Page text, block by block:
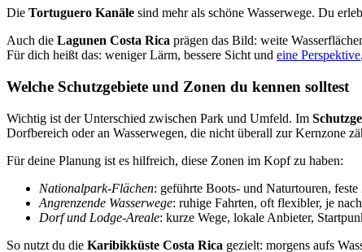
Die Tortuguero Kanäle sind mehr als schöne Wasserwege. Du
Auch die Lagunen Costa Rica prägen das Bild: weite
Für dich heißt das: weniger Lärm, bessere Sicht und eine Perspektive
Welche Schutzgebiete und Zonen du kennen solltest
Wichtig ist der Unterschied zwischen Park und Umfeld. Im
Dorfbereich oder an Wasserwegen, die nicht überall zur Kernzone
Für deine Planung ist es hilfreich, diese Zonen im Kopf zu haben:
Nationalpark-Flächen: geführte Boots- und Naturtouren,
Angrenzende Wasserwege: ruhige Fahrten, oft flexibler, je
Dorf und Lodge-Areale: kurze Wege, lokale Anbieter,
So nutzt du die Karibikküste Costa Rica gezielt: morgens aufs